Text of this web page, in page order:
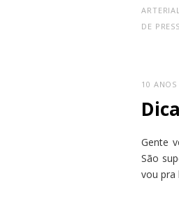
ARTERIAL
DE
10 ANOS
Gente
São
vou pra